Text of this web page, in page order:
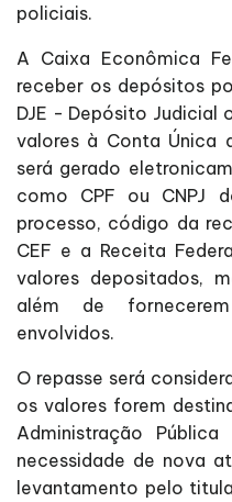
policiais.
A Caixa Econômica
receber os depósitos
DJE - Depósito Judicial
valores à Conta Única
será gerado
como CPF ou CNPJ
processo, código da
CEF e a Receita
valores depositados,
além de
envolvidos.
O repasse será
os valores forem
Administração
necessidade de nova
levantamento pelo